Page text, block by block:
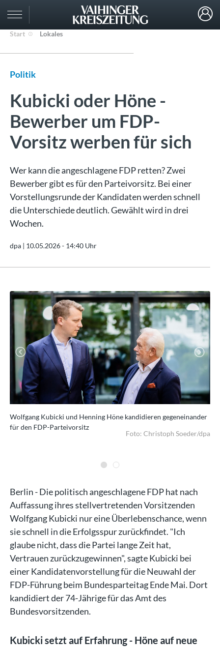
Start Lokales
Politik
Kubicki oder Höne -
Bewerber um FDP-
Vorsitz werben für sich
Wer kann die angeschlagene FDP retten? Zwei
Bewerber gibt es für den Parteivorsitz. Bei einer
Vorstellungsrunde der Kandidaten werden schnell
die Unterschiede deutlich. Gewählt wird in drei
Wochen.
dpa | 10.05.2026 - 14:40 Uhr
Wolfgang Kubicki und Henning Höne kandidieren gegeneinander
für den FDP-Parteivorsitz
Foto: Christoph Soeder/dpa
Previous
Berlin - Die politisch angeschlagene FDP hat nach
Auffassung ihres stellvertretenden Vorsitzenden
Wolfgang Kubicki nur eine Überlebenschance, wenn
sie schnell in die Erfolgsspur zurückfindet. "Ich
glaube nicht, dass die Partei lange Zeit hat,
Vertrauen zurückzugewinnen", sagte Kubicki bei
einer Kandidatenvorstellung für die Neuwahl der
FDP-Führung beim Bundesparteitag Ende Mai. Dort
kandidiert der 74-Jährige für das Amt des
Bundesvorsitzenden.
Kubicki setzt auf Erfahrung - Höne auf neue